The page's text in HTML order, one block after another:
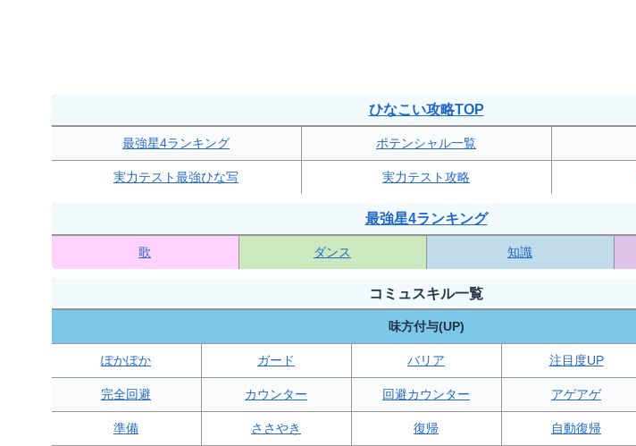
ひなこい攻略TOP
最強星4ランキング ポテンシャル一覧
実力テスト最強ひな写 実力テスト攻略
最強星4ランキング
歌 ダンス 知識
コミュスキル一覧
味方付与(UP)
ぽかぽか ガード バリア 注目度UP
完全回避 カウンター 回避カウンター アゲアゲ
準備 ささやき 復帰 自動復帰